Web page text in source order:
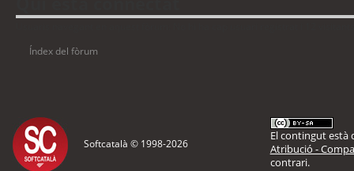
Índex del fòrum
Softcatalà © 1998-2026
El contingut està
Atribució -
contrari.